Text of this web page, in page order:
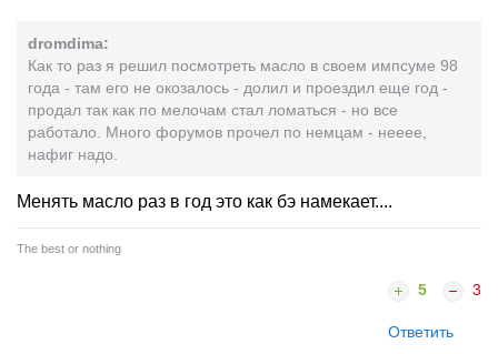
dromdima:
Как то раз я решил посмотреть масло в своем импсуме 98
года - там его не окозалось - долил и проездил еще год -
продал так как по мелочам стал ломаться - но все
работало. Много форумов прочел по немцам - нееее,
нафиг надо.
Менять масло раз в год это как бэ намекает....
The best or nothing
5 3
Ответить